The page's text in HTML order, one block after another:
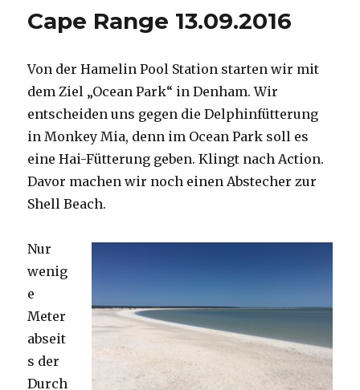
Cape Range 13.09.2016
Von der Hamelin Pool Station starten wir mit
dem Ziel „Ocean Park“ in Denham. Wir
entscheiden uns gegen die Delphinfütterung
in Monkey Mia, denn im Ocean Park soll es
eine Hai-Fütterung geben. Klingt nach Action.
Davor machen wir noch einen Abstecher zur
Shell Beach.
Nur
wenig
e
Meter
abseit
s der
Durch